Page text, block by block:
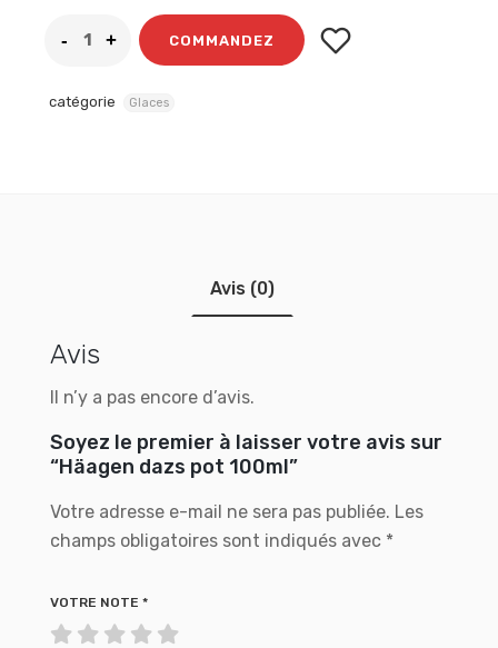
COMMANDEZ
catégorie Glaces
Avis (0)
Avis
Il n’y a pas encore d’avis.
Soyez le premier à laisser votre avis sur
“Häagen dazs pot 100ml”
Votre adresse e-mail ne sera pas publiée. Les
champs obligatoires sont indiqués avec *
VOTRE NOTE *